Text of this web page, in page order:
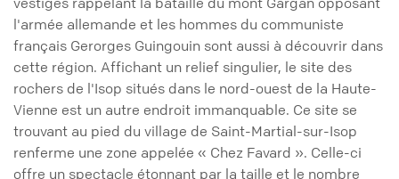
l'armée allemande et les hommes du communiste
français Gerorges Guingouin sont aussi à découvrir dans
cette région. Affichant un relief singulier, le site des
rochers de l'Isop situés dans le nord-ouest de la Haute-
Vienne est un autre endroit immanquable. Ce site se
trouvant au pied du village de Saint-Martial-sur-Isop
renferme une zone appelée « Chez Favard ». Celle-ci
offre un spectacle étonnant par la taille et le nombre